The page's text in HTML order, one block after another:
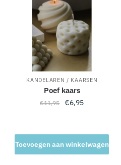
KANDELAREN / KAARSEN
Poef kaars
€11,95
Oorspronkelijke
€11,95.
€6,95Huidige
€6,95.
Toevoegen aan winkelwagen